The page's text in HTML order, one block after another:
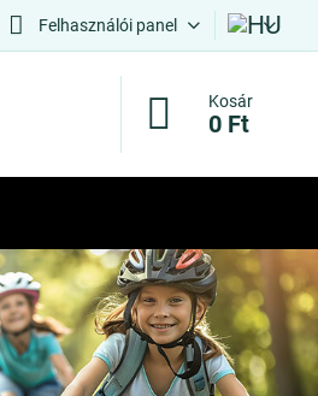
Felhasználói panel
Kosár
0 Ft